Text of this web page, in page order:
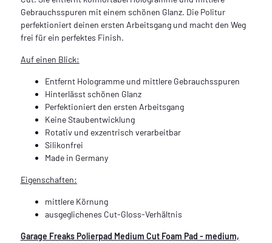
Gebrauchsspuren mit einem schönen Glanz. Die Politur
perfektioniert deinen ersten Arbeitsgang und macht den Weg
frei für ein perfektes Finish.
Auf einen Blick:
Entfernt Hologramme und mittlere Gebrauchsspuren
Hinterlässt schönen Glanz
Perfektioniert den ersten Arbeitsgang
Keine Staubentwicklung
Rotativ und exzentrisch verarbeitbar
Silikonfrei
Made in Germany
Eigenschaften:
mittlere Körnung
ausgeglichenes Cut-Gloss-Verhältnis
Garage Freaks Polierpad Medium Cut Foam Pad - medium,